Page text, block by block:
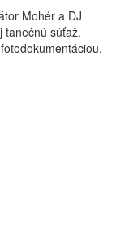
Mohér a DJ
tanečnú súťaž.